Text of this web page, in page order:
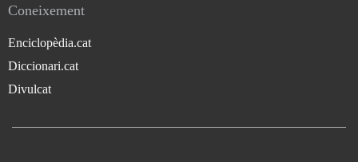
Coneixement
Enciclopèdia.cat
Diccionari.cat
Divulcat